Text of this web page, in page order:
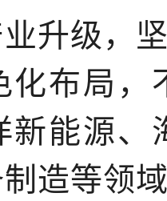
升级，
化布局
新能源
造等领